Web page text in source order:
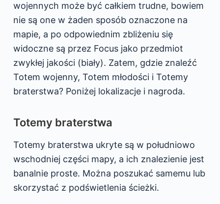
wojennych może być całkiem trudne, bowiem
nie są one w żaden sposób oznaczone na
mapie, a po odpowiednim zbliżeniu się
widoczne są przez Focus jako przedmiot
zwykłej jakości (biały). Zatem, gdzie znaleźć
Totem wojenny, Totem młodości i Totemy
braterstwa? Poniżej lokalizacje i nagroda.
Totemy braterstwa
Totemy braterstwa ukryte są w południowo
wschodniej części mapy, a ich znalezienie jest
banalnie proste. Można poszukać samemu lub
skorzystać z podświetlenia ścieżki.